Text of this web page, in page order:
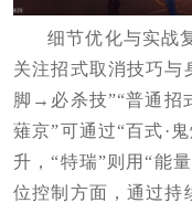
细节优化与实战
关注招式取消技巧
脚→必杀技”“普通招
薙京”可通过“百式·
升，“特瑞”则用“能
位控制方面，通过持